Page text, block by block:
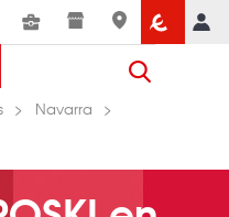
Navarra